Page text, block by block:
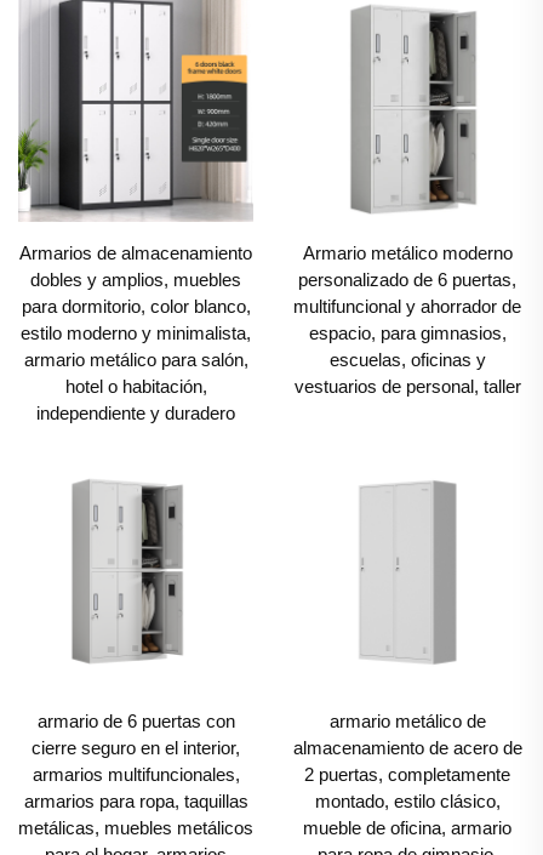
Lo que distingue al Locker Metálico de las alternativas
tradicionales de madera o plástico es su firme
compromiso con el rendimiento. Los lockers de
madera, aunque estéticamente agradables en algunos
contextos, son propensos a deformarse, pudrirse o
sufrir infestaciones de plagas, especialmente en
ambientes húmedos como gimnasios o escuelas. Los
lockers de plástico, aunque ligeros, carecen de
integridad estructural; pueden agrietarse con presión
mínima, desvanecerse bajo la luz solar y ofrecer poca
resistencia a intentos de entrada forzada. El Locker
Fabricado en acero laminado en frío de alta calidad,
cuenta con una estructura robusta que soporta el
desgaste diario, impactos y agentes ambientales,
convirtiéndolo en un elemento esencial en oficinas,
escuelas, gimnasios, fábricas, hospitales e
Locker Metálico combina a la perfección funcionalidad
práctica y estética moderna: disponible en tonos
neutros elegantes como negro, gris o blanco, se
adapta a cualquier diseño interior, desde oficinas
Armarios de almacenamiento
dobles y amplios, muebles
para dormitorio, color blanco,
estilo moderno y minimalista,
armario metálico para salón,
hotel o habitación,
independiente y duradero
Armario metálico moderno
personalizado de 6 puertas,
multifuncional y ahorrador de
espacio, para gimnasios,
escuelas, oficinas y
vestuarios de personal, taller
armario de 6 puertas con
cierre seguro en el interior,
armarios multifuncionales,
armarios para ropa, taquillas
metálicas, muebles metálicos
armario metálico de
almacenamiento de acero de
2 puertas, completamente
montado, estilo clásico,
mueble de oficina, armario